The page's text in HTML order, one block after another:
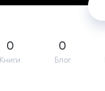
0
Книги
0
Блог